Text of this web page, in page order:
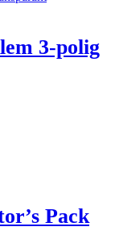
3-polig
Pack